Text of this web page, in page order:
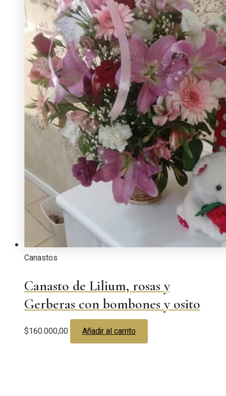
Canastos
Canasto de Lilium, rosas y
Gerberas con bombones y osito
$160.000,00 Añadir al carrito